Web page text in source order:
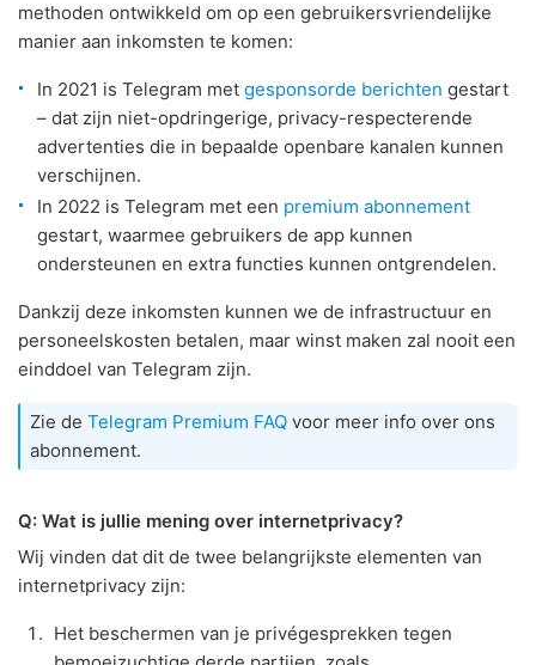
methoden ontwikkeld om op een gebruikersvriendelijke
manier aan inkomsten te komen:
In 2021 is Telegram met gesponsorde berichten gestart
– dat zijn niet-opdringerige, privacy-respecterende
advertenties die in bepaalde openbare kanalen kunnen
verschijnen.
In 2022 is Telegram met een premium abonnement
gestart, waarmee gebruikers de app kunnen
ondersteunen en extra functies kunnen ontgrendelen.
Dankzij deze inkomsten kunnen we de infrastructuur en
personeelskosten betalen, maar winst maken zal nooit een
einddoel van Telegram zijn.
Zie de Telegram Premium FAQ voor meer info over ons
abonnement.
Q: Wat is jullie mening over internetprivacy?
Wij vinden dat dit de twee belangrijkste elementen van
internetprivacy zijn:
Het beschermen van je privégesprekken tegen